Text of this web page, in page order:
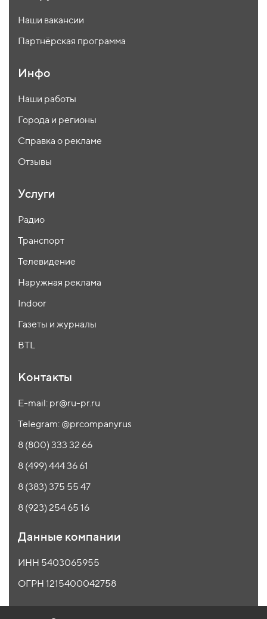
Наши вакансии
Партнёрская программа
Инфо
Наши работы
Города и регионы
Справка о рекламе
Отзывы
Услуги
Радио
Транспорт
Телевидение
Наружная реклама
Indoor
Газеты и журналы
BTL
Контакты
E-mail: pr@ru-pr.ru
Telegram: @prcompanyrus
8 (800) 333 32 66
8 (499) 444 36 61
8 (383) 375 55 47
8 (923) 254 65 16
Данные компании
ИНН 5403065955
ОГРН 1215400042758